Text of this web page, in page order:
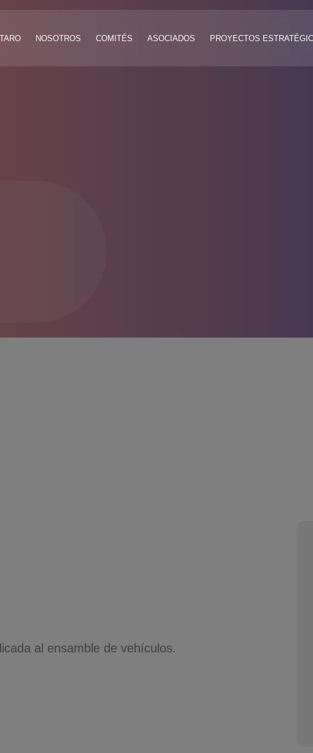
NOSOTROS COMITÉS ASOCIADOS PROYECTOS
al ensamble de vehículos.